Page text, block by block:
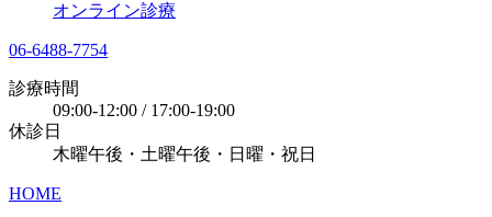
オンライン診療
06-6488-7754
診療時間
09:00-12:00 / 17:00-19:00
休診日
木曜午後・土曜午後・日曜・祝日
HOME